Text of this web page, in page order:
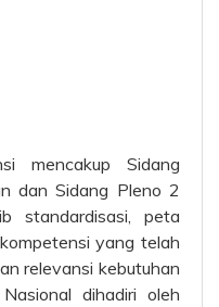
mencakup Sidang
dan Sidang Pleno 2
standardisasi, peta
yang telah
relevansi kebutuhan
dihadiri oleh